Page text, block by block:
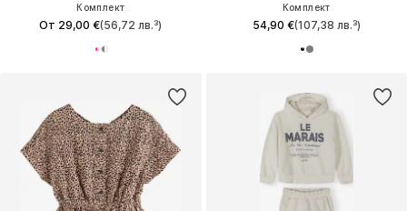
Комплект
От 29,00 €(56,72 лв.³)
Комплект
54,90 €(107,38 лв.³)